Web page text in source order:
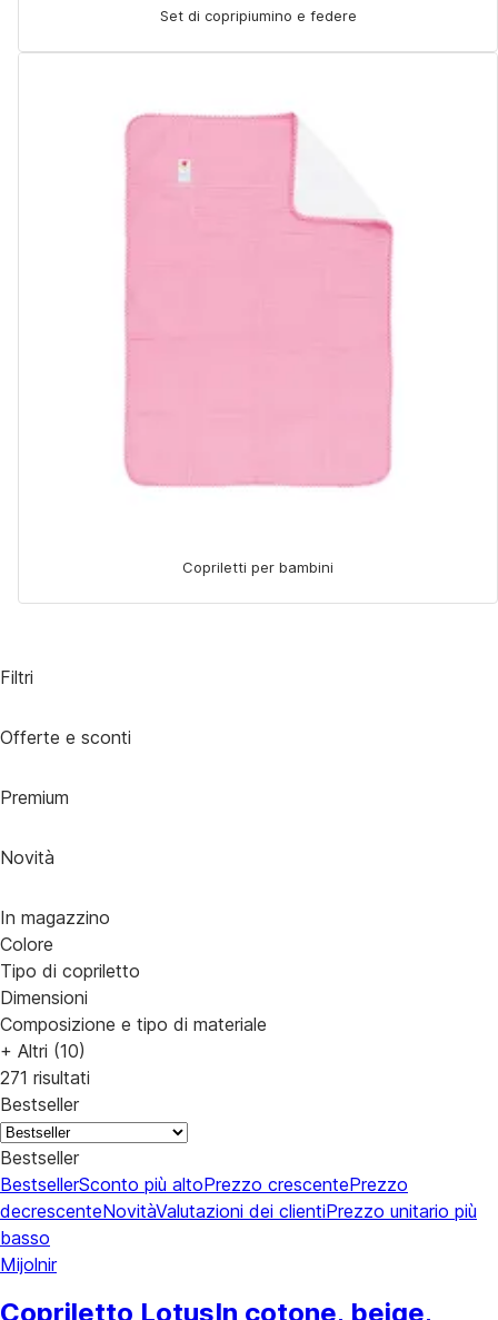
Set di copripiumino e federe
Copriletti per bambini
Filtri
Offerte e sconti
Premium
Novità
In magazzino
Colore
Tipo di copriletto
Dimensioni
Composizione e tipo di materiale
+ Altri (10)
271 risultati
Bestseller
Bestseller
BestsellerSconto più altoPrezzo crescentePrezzo
decrescenteNovitàValutazioni dei clientiPrezzo unitario più
basso
Mijolnir
Copriletto LotusIn cotone, beige,